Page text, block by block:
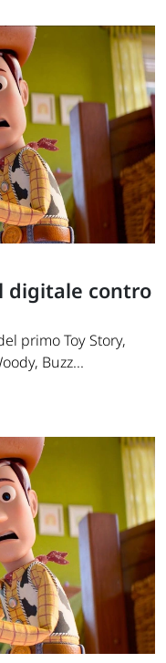
digitale contro
primo Toy Story,
Buzz...